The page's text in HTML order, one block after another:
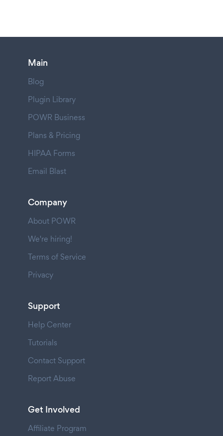
Main
Blog
Plugin Library
POWR Business
Plans & Pricing
HIPAA Forms
Email Blast
Company
About POWR
We're hiring!
Terms of Service
Privacy
Support
Help Center
Tutorials
Contact Support
Report Abuse
Get Involved
Affiliate Program